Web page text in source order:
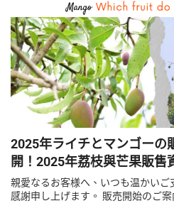
2025年ライチとマンゴーの
開！2025年荔枝與芒果販售
親愛なるお客様へ、いつも温かいご
感謝申し上げます。 販売開始のご